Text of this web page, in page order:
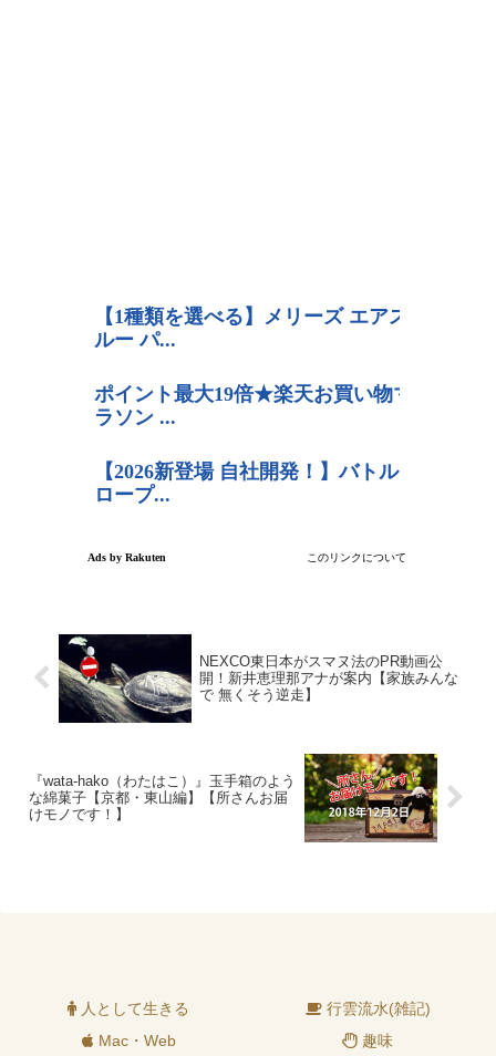
NEXCO東日本がスマヌ法のPR動画公
開！新井恵理那アナが案内【家族みんな
で 無くそう逆走】
『wata-hako（わたはこ）』玉手箱のよう
な綿菓子【京都・東山編】【所さんお届
けモノです！】
人として生きる
行雲流水(雑記)
Mac・Web
趣味